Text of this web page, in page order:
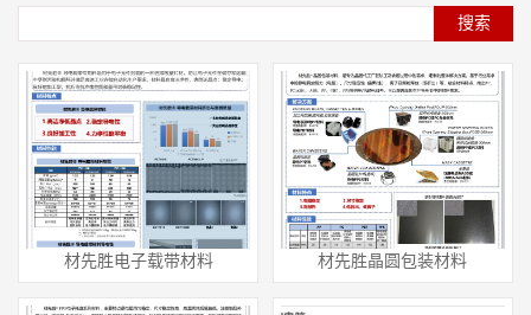
搜索
材先胜电子载带材料 材先胜晶圆包装材料